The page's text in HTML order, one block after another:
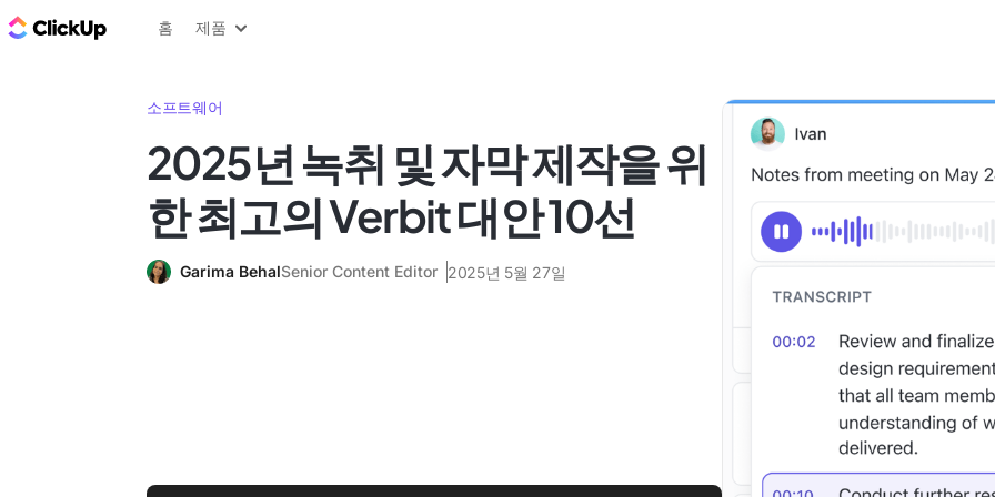
ClickUp 블로그
홈 제품
소프트웨어
2025년 녹취 및 자막 제작을 위
한 최고의 Verbit 대안 10선
Garima BehalSenior Content Editor 2025년 5월 27일